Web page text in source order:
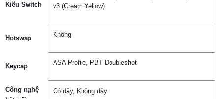
Kiểu Switch
v3 (Cream Yellow)
Hotswap Không
Keycap ASA Profile, PBT Doubleshot
Công nghệ
Có dây, Không dây